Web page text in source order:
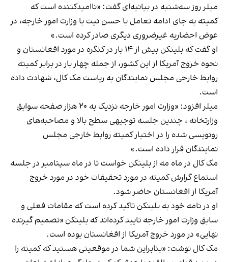
میلر روز سه‌شنبه در بیانیه‌ای گفت: «ناامیدکننده است که
کمیته به جای ادامه تعامل با حسن نیت با وزارت امور خارجه، در
عوض احضاریه غیرضروری دیگری صادر کرده است.»
او گفت که بلینکن بیش از ۱۴ بار در کنگره در مورد افغانستان و
نحوه خروج آمریکا از این کشور، از جمله چهار بار در برابر کمیته
روابط خارجی مجلس نمایندگان به ریاست مک کال، شهادت داده
است.
میلر افزود: «وزارت امور خارجه نزدیک به ۲۰ هزار صفحه سوابق
وزارتخانه ، چندین جلسه توجیهی سطح بالا و مصاحبه‌های
رونویسی شده را در اختیار کمیته روابط خارجی مجلس
نمایندگان قرار داده است.»
مک کال در ماه مه از بلینکن خواست تا در ماه سپتامبر در جلسه
استماع گزارش کمیته در مورد تحقیقات خود در مورد خروج
آمریکا از افغانستان حاضر شود.
او در نامه خود به بلینکن تاکید کرده است که مقامات فعلی و
سابق وزارت امور خارجه تایید کرده‌اند که بلینکن «تصمیم گیرنده
نهایی» در مورد خروج آمریکا از افغانستان بوده است.
مک کال نوشت: «بنابراین شما در موقعیتی هستید که کمیته را